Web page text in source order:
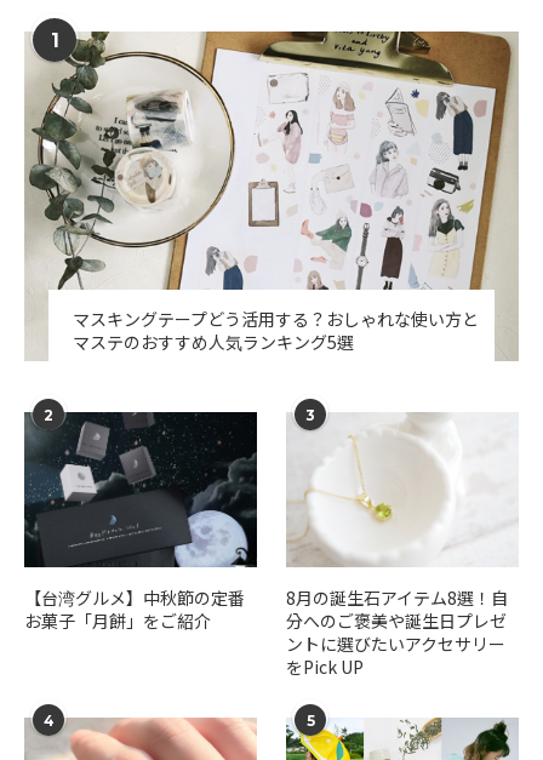
1
マスキングテープどう活用する？おしゃれな使い方と
マステのおすすめ人気ランキング5選
2
【台湾グルメ】中秋節の定番
お菓子「月餅」をご紹介
3
​​8月の誕生石アイテム8選！自
分へのご褒美や誕生日プレゼ
ントに選びたいアクセサリー
をPick UP
4 5